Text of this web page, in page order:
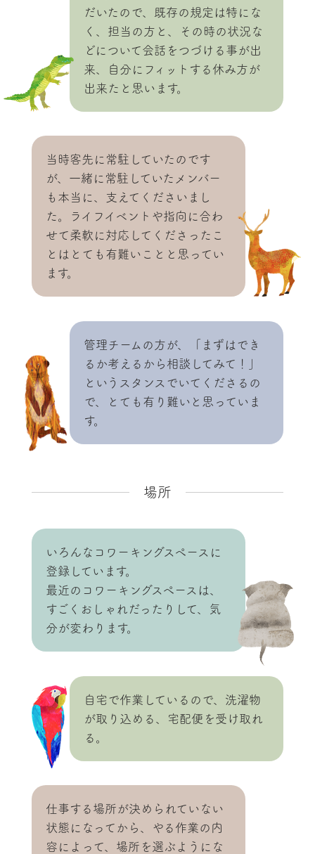
だいたので、既存の規定は特にな
く、担当の方と、その時の状況な
どについて会話をつづける事が出
来、自分にフィットする休み方が
出来たと思います。
当時客先に常駐していたのです
が、一緒に常駐していたメンバー
も本当に、支えてくださいまし
た。ライフイベントや指向に合わ
せて柔軟に対応してくださったこ
とはとても有難いことと思ってい
ます。
管理チームの方が、「まずはでき
るか考えるから相談してみて！」
というスタンスでいてくださるの
で、とても有り難いと思っていま
す。
場所
いろんなコワーキングスペースに
登録しています。
最近のコワーキングスペースは、
すごくおしゃれだったりして、気
分が変わります。
自宅で作業しているので、洗濯物
が取り込める、宅配便を受け取れ
る。
仕事する場所が決められていない
状態になってから、やる作業の内
容によって、場所を選ぶようにな